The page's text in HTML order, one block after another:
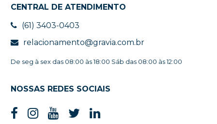
CENTRAL DE ATENDIMENTO
(61) 3403-0403
relacionamento@gravia.com.br
De seg à sex das 08:00 às 18:00 Sáb das 08:00 às 12:00
NOSSAS REDES SOCIAIS